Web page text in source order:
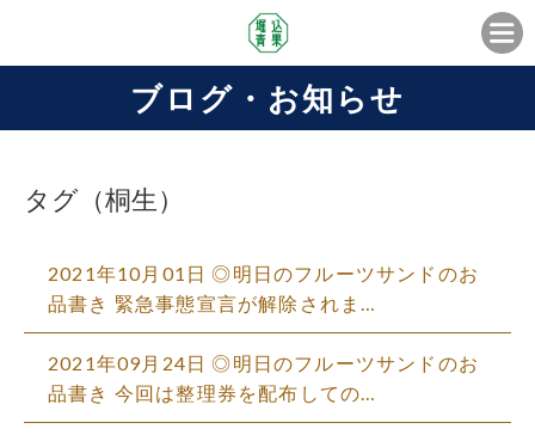
ブログ・お知らせ
タグ（桐生）
2021年10月01日 ◎明日のフルーツサンドのお
品書き 緊急事態宣言が解除されま…
2021年09月24日 ◎明日のフルーツサンドのお
品書き 今回は整理券を配布しての…